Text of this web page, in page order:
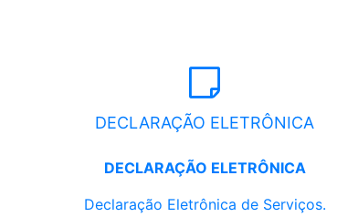
DECLARAÇÃO ELETRÔNICA
DECLARAÇÃO ELETRÔNICA
Declaração Eletrônica de Serviços.